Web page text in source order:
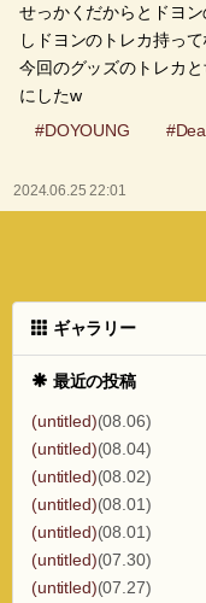
せっかくだからとドヨ
しドヨンのトレカ持っ
今回のグッズのトレカ
にしたw
#DOYOUNG
2024.06.25 22:01
ギャラリー
最近の投稿
(untitled)(08.06)
(untitled)(08.04)
(untitled)(08.02)
(untitled)(08.01)
(untitled)(08.01)
(untitled)(07.30)
(untitled)(07.27)